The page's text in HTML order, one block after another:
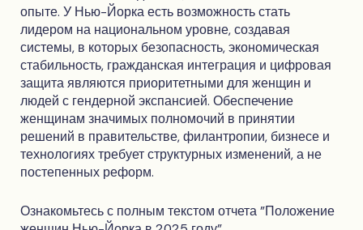
опыте. У Нью-Йорка есть возможность стать
лидером на национальном уровне, создавая
системы, в которых безопасность, экономическая
стабильность, гражданская интеграция и цифровая
защита являются приоритетными для женщин и
людей с гендерной экспансией. Обеспечение
женщинам значимых полномочий в принятии
решений в правительстве, филантропии, бизнесе и
технологиях требует структурных изменений, а не
постепенных реформ.
Ознакомьтесь с полным текстом отчета "Положение